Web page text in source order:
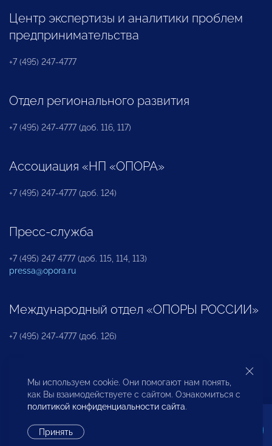
Центр экспертизы и аналитики проблем
предпринимательства
+7 (495) 247-4777
Отдел регионального развития
+7 (495) 247-4777 (доб. 116, 117)
Ассоциация «НП «ОПОРА»
+7 (495) 247-4777 (доб. 124)
Пресс-служба
+7 (495) 247 4777 (доб. 115, 114, 113)
pressa@opora.ru
Международный отдел «ОПОРЫ РОССИИ»
+7 (495) 247-4777 (доб. 126)
Бюро по защите прав предпринимателей и
инвесторов
Мы используем cookie. Они помогают нам понять,
как Вы взаимодействуете с сайтом. Ознакомиться с
политикой конфиденциальности сайта.
Принять